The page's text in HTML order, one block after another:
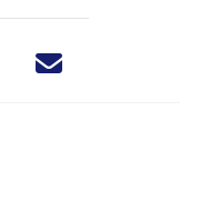
dit nieuwsbericht via X
Deel dit nieuwsbericht
Deel dit nieuwsbericht
Deel dit